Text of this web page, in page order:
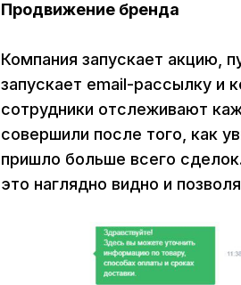
Продвижение бренда
Компания запускает акцию,
запускает email-рассылку и
сотрудники отслеживают
совершили после того, как
пришло больше всего
это наглядно видно и